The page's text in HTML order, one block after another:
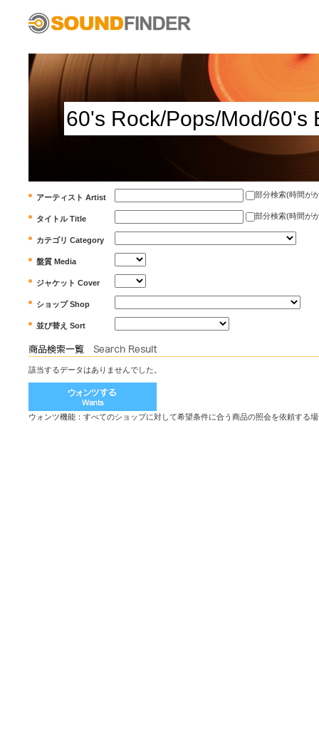
アーティスト Artist 部分検索(時間が
タイトル Title 部分検索(時間が
カテゴリ Category
盤質 Media
ジャケット Cover
ショップ Shop
並び替え Sort
該当するデータはありませんでした。
ウォンツ機能：すべてのショップに対して希望条件に合う商品の照会を依頼する